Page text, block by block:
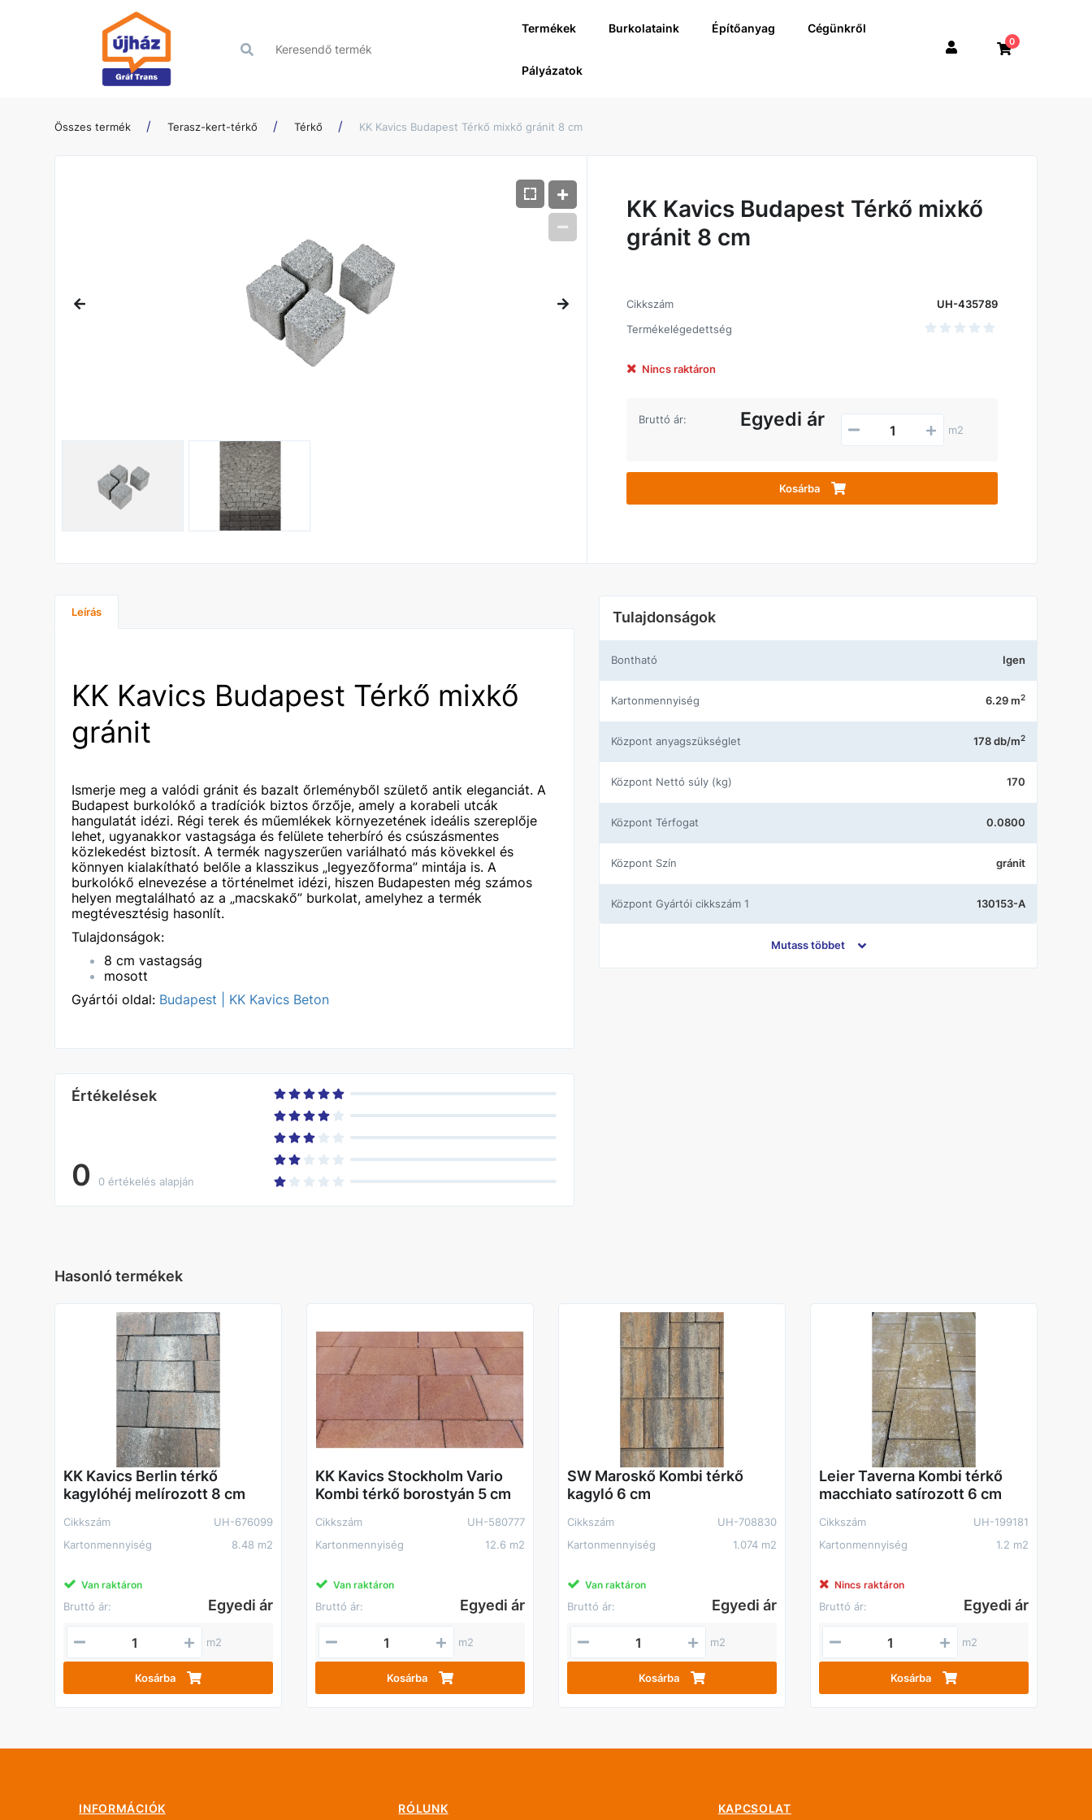
Termékek Burkolataink Építőanyag Cégünkről
Pályázatok
0
Összes termék Terasz-kert-térkő Térkő KK Kavics Budapest Térkő mixkő gránit 8 cm
KK Kavics Budapest Térkő mixkő
gránit 8 cm
Cikkszám
UH-435789
Termékelégedettség
Nincs raktáron
Bruttó ár: Egyedi ár m2
Kosárba
Leírás
KK Kavics Budapest Térkő mixkő
gránit
Ismerje meg a valódi gránit és bazalt őrleményből születő antik eleganciát. A
Budapest burkolókő a tradíciók biztos őrzője, amely a korabeli utcák
hangulatát idézi. Régi terek és műemlékek környezetének ideális szereplője
lehet, ugyanakkor vastagsága és felülete teherbíró és csúszásmentes
közlekedést biztosít. A termék nagyszerűen variálható más kövekkel és
könnyen kialakítható belőle a klasszikus „legyezőforma” mintája is. A
burkolókő elnevezése a történelmet idézi, hiszen Budapesten még számos
helyen megtalálható az a „macskakő” burkolat, amelyhez a termék
megtévesztésig hasonlít.
Tulajdonságok:
8 cm vastagság
mosott
Gyártói oldal: Budapest | KK Kavics Beton
Értékelések
0 0 értékelés alapján
Tulajdonságok
Bontható Igen
Kartonmennyiség 6.29 m2
központ anyagszükséglet 178 db/m2
központ Nettó súly (kg) 170
központ Térfogat 0.0800
központ Szín gránit
központ Gyártói cikkszám 1 130153-A
Mutass többet
Hasonló termékek
KK Kavics Berlin térkő
kagylóhéj melírozott 8 cm
Cikkszám
UH-676099
Kartonmennyiség
8.48 m2
Van raktáron
Bruttó ár: Egyedi ár
m2
Kosárba
KK Kavics Stockholm Vario
Kombi térkő borostyán 5 cm
Cikkszám
UH-580777
Kartonmennyiség
12.6 m2
Van raktáron
Bruttó ár: Egyedi ár
m2
Kosárba
SW Maroskő Kombi térkő
kagyló 6 cm
Cikkszám
UH-708830
Kartonmennyiség
1.074 m2
Van raktáron
Bruttó ár: Egyedi ár
m2
Kosárba
Leier Taverna Kombi térkő
macchiato satírozott 6 cm
Cikkszám
UH-199181
Kartonmennyiség
1.2 m2
Nincs raktáron
Bruttó ár: Egyedi ár
m2
Kosárba
INFORMÁCIÓK RÓLUNK KAPCSOLAT